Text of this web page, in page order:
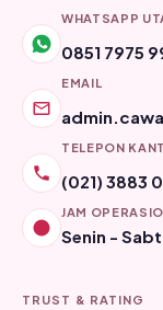
WHATSAPP
0851 7975
EMAIL
TELEPON
(021) 3883
JAM
Senin -
TRUST & RATING